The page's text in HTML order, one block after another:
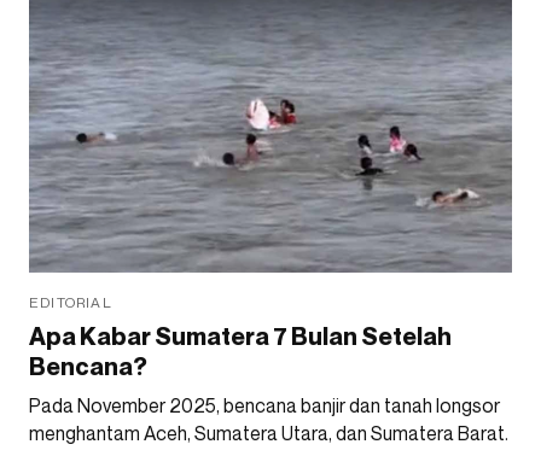
EDITORIAL
Apa Kabar Sumatera 7 Bulan Setelah
Bencana?
Pada November 2025, bencana banjir dan tanah longsor
menghantam Aceh, Sumatera Utara, dan Sumatera Barat.